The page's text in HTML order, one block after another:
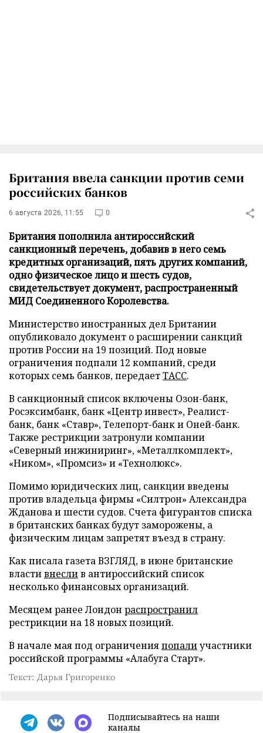
Британия ввела санкции против семи
российских банков
6 августа 2026, 11:55 0
Британия пополнила антироссийский
санкционный перечень, добавив в него семь
кредитных организаций, пять других компаний,
одно физическое лицо и шесть судов,
свидетельствует документ, распространенный
МИД Соединенного Королевства.
Министерство иностранных дел Британии
опубликовало документ о расширении санкций
против России на 19 позиций. Под новые
ограничения подпали 12 компаний, среди
которых семь банков, передаетТАСС.
В санкционный список включены Озон-банк,
Росэксимбанк, банк «Центр инвест», Реалист-
банк, банк «Ставр», Телепорт-банк и Оней-банк.
Также рестрикции затронули компании
«Северный инжиниринг», «Металлкомплект»,
«Ником», «Промсиз» и «Технолюкс».
Помимо юридических лиц, санкции введены
против владельца фирмы «Силтрон» Александра
Жданова и шести судов. Счета фигурантов списка
в британских банках будут заморожены, а
физическим лицам запретят въезд в страну.
Как писала газета ВЗГЛЯД, в июне британские
властивнеслив антироссийский список
несколько финансовых организаций.
Месяцем ранее Лондон распространил
рестрикции на 18 новых позиций.
В начале мая под ограниченияпопалиучастники
российской программы «Алабуга Старт».
Текст: Дарья Григоренко
Подписывайтесь на наши
каналы